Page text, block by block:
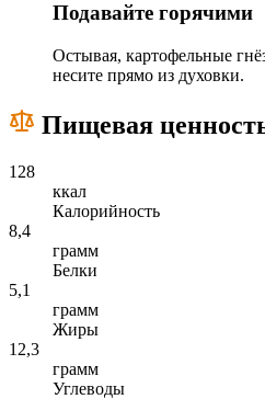
Подавайте горячими
Остывая, картофельные
несите прямо из духовки.
Пищевая
128
ккал
Калорийность
8,4
грамм
Белки
5,1
грамм
Жиры
12,3
грамм
Углеводы